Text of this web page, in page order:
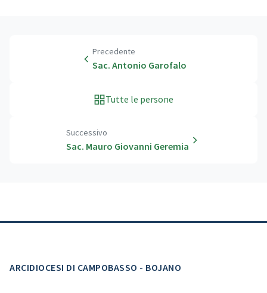
Precedente
Sac. Antonio Garofalo
Tutte le persone
Successivo
Sac. Mauro Giovanni Geremia
ARCIDIOCESI DI CAMPOBASSO - BOJANO